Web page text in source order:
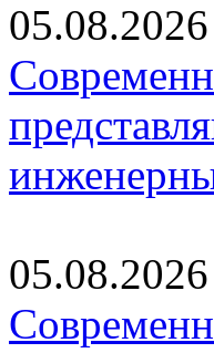
05.08.2026
05.08.2026